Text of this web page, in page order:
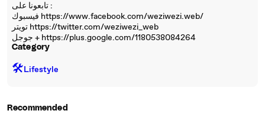
تابعونا على :
فيسبوك https://www.facebook.com/weziwezi.web/
تويتر https://twitter.com/weziwezi_web
جوجل + https://plus.google.com/1180538084264
Category
🛠️Lifestyle
Recommended